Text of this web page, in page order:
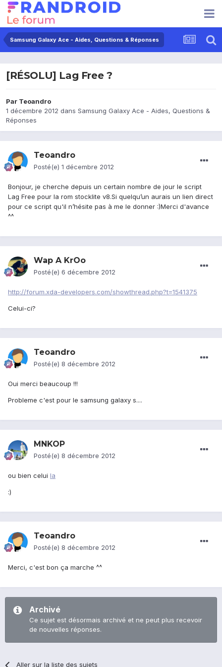
Samsung Galaxy Ace - Aides, Questions & Réponses
[RÉSOLU] Lag Free ?
Par Teoandro
1 décembre 2012 dans Samsung Galaxy Ace - Aides, Questions &
Réponses
Teoandro
Posté(e) 1 décembre 2012
Bonjour, je cherche depuis un certain nombre de jour le script
Lag Free pour la rom stocklite v8.Si quelqu’un aurais un lien direct
pour ce script qu'il n’hésite pas à me le donner :)Merci d'avance
^^
Wap A KrOo
Posté(e) 6 décembre 2012
http://forum.xda-developers.com/showthread.php?t=1541375
Celui-ci?
Teoandro
Posté(e) 8 décembre 2012
Oui merci beaucoup !!!
Probleme c'est pour le samsung galaxy s....
MNKOP
Posté(e) 8 décembre 2012
ou bien celui la
:)
Teoandro
Posté(e) 8 décembre 2012
Merci, c'est bon ça marche ^^
Archivé
Ce sujet est désormais archivé et ne peut plus recevoir
de nouvelles réponses.
Aller sur la liste des sujets